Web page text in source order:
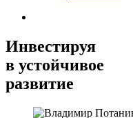
Инвестируя
в устойчивое
развитие